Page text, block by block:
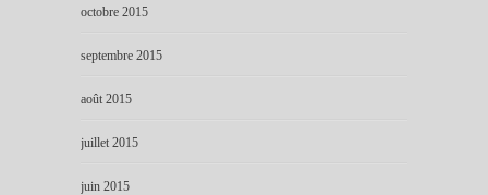
octobre 2015
septembre 2015
août 2015
juillet 2015
juin 2015